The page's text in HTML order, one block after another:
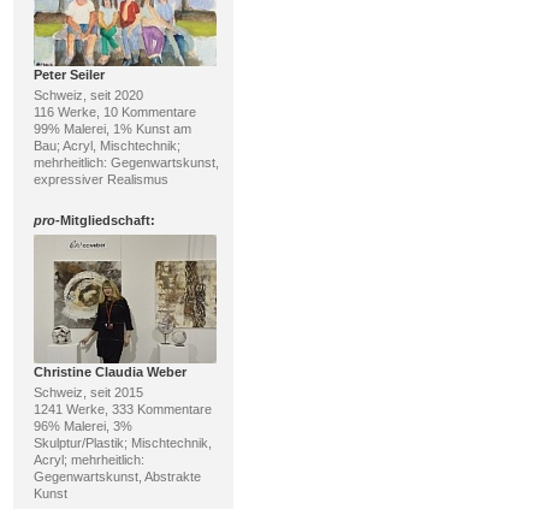
Peter Seiler
Schweiz, seit 2020
116 Werke, 10 Kommentare
99% Malerei, 1% Kunst am
Bau; Acryl, Mischtechnik;
mehrheitlich: Gegenwartskunst,
expressiver Realismus
pro-Mitgliedschaft:
Christine Claudia Weber
Schweiz, seit 2015
1241 Werke, 333 Kommentare
96% Malerei, 3%
Skulptur/Plastik; Mischtechnik,
Acryl; mehrheitlich:
Gegenwartskunst, Abstrakte
Kunst